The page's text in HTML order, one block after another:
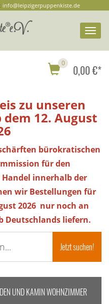
info@leipzigerpuppenkiste.de
0 0,00 €*
zu unseren
12. August
bürokratischen
für den
innerhalb der
wir Bestellungen für
2026 nur noch an
Deutschlands liefern.
UND KAMIN WOHNZIMMER